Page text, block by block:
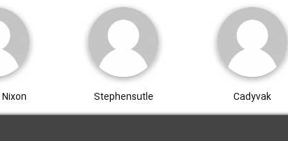
Cadyvak
Stephensutle